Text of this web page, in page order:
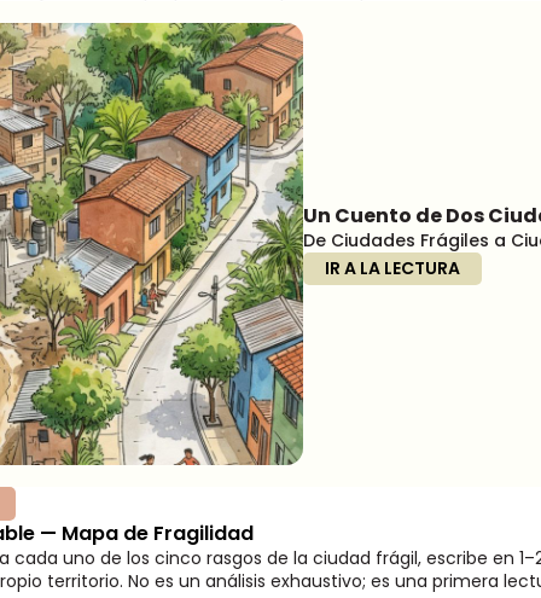
Un Cuento de Dos
De Ciudades Frágiles a
IR A LA LECTURA
— Mapa de Fragilidad
cada uno de los cinco rasgos de la ciudad frágil, escribe en
territorio. No es un análisis exhaustivo; es una primera